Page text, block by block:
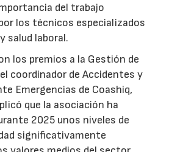
del trabajo
los técnicos especializados
salud laboral.
los premios a la Gestión de
coordinador de Accidentes y
Emergencias de Coashiq,
que la asociación ha
2025 unos niveles de
significativamente